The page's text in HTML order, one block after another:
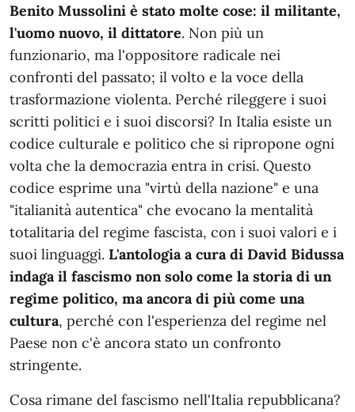
Benito Mussolini è stato molte cose: il militante,
l'uomo nuovo, il dittatore. Non più un
funzionario, ma l'oppositore radicale nei
confronti del passato; il volto e la voce della
trasformazione violenta. Perché rileggere i suoi
scritti politici e i suoi discorsi? In Italia esiste un
codice culturale e politico che si ripropone ogni
volta che la democrazia entra in crisi. Questo
codice esprime una "virtù della nazione" e una
"italianità autentica" che evocano la mentalità
totalitaria del regime fascista, con i suoi valori e i
suoi linguaggi. L'antologia a cura di David Bidussa
indaga il fascismo non solo come la storia di un
regime politico, ma ancora di più come una
cultura, perché con l'esperienza del regime nel
Paese non c'è ancora stato un confronto
stringente.
Cosa rimane del fascismo nell'Italia repubblicana?